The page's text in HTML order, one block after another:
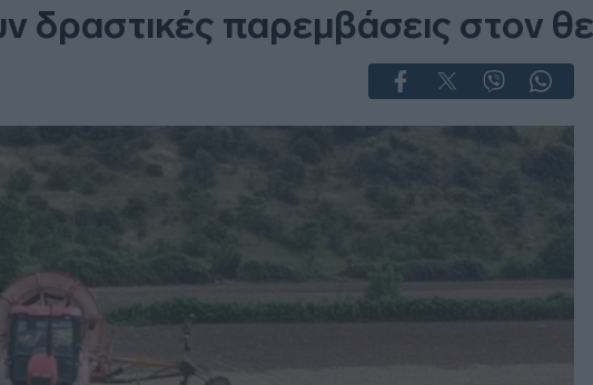
δραστικές παρεμβάσεις στον